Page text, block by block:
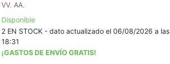
VV. AA.
Disponible
2 EN STOCK - dato actualizado el 06/08/2026 a las
18:31
¡GASTOS DE ENVÍO GRATIS!